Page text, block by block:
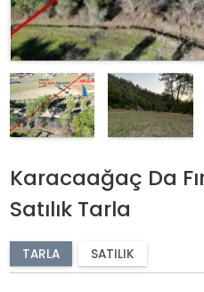
Karacaağaç Da
Satılık Tarla
TARLA SATILIK